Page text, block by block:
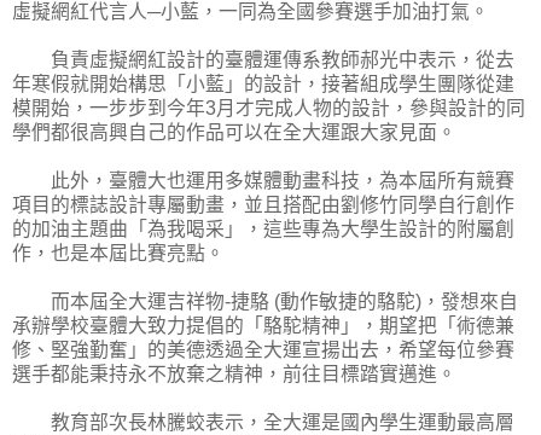
虛擬網紅代言人─小藍，一同為全國參賽選手加油打氣。
負責虛擬網紅設計的臺體運傳系教師郝光中表示，從去
年寒假就開始構思「小藍」的設計，接著組成學生團隊從建
模開始，一步步到今年3月才完成人物的設計，參與設計的同
學們都很高興自己的作品可以在全大運跟大家見面。
此外，臺體大也運用多媒體動畫科技，為本屆所有競賽
項目的標誌設計專屬動畫，並且搭配由劉修竹同學自行創作
的加油主題曲「為我喝采」，這些專為大學生設計的附屬創
作，也是本屆比賽亮點。
而本屆全大運吉祥物-捷駱 (動作敏捷的駱駝)，發想來自
承辦學校臺體大致力提倡的「駱駝精神」，期望把「術德兼
修、堅強勤奮」的美德透過全大運宣揚出去，希望每位參賽
選手都能秉持永不放棄之精神，前往目標踏實邁進。
教育部次長林騰蛟表示，全大運是國內學生運動最高層